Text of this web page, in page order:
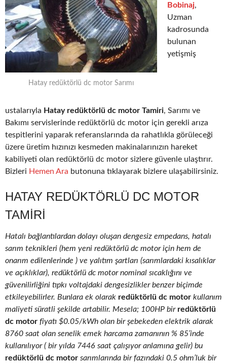
Hatay redüktörlü dc motor Sarımı
Bobinaj,
Uzman
kadrosunda
bulunan
yetişmiş
ustalarıyla Hatay redüktörlü dc motor Tamiri, Sarımı ve
Bakımı servislerinde redüktörlü dc motor için gerekli arıza
tespitlerini yaparak referanslarında da rahatlıkla görüleceği
üzere üretim hızınızı kesmeden makinalarınızın hareket
kabiliyeti olan redüktörlü dc motor sizlere güvenle ulaştırır.
Bizleri Hemen Ara butonuna tıklayarak bizlere ulaşabilirsiniz.
HATAY REDÜKTÖRLÜ DC MOTOR
TAMIRI
Hatalı bağlantılardan dolayı oluşan dengesiz empedans, hatalı
sarım teknikleri (hem yeni redüktörlü dc motor için hem de
onarım edilenlerinde ) ve yalıtım şartları (sarımlardaki kısalıklar
ve açıklıklar), redüktörlü dc motor nominal sıcaklığını ve
güvenilirliğini tıpkı voltajdaki dengesizlikler benzer biçimde
etkileyebilirler. Bunlara ek olarak redüktörlü dc motor kullanım
maliyeti süratli şekilde artabilir. Mesela; 100HP birredüktörlü
dc motor fiyatı $0.05/kWh olan bir şebekeden elektrik alarak
8760 saat olan senelik emek harcama zamanının % 85’inde
kullanılıyor ( bir yılda 7446 saat çalışıyor anlamına gelir) bu
redüktörlü dc motor sarımlarında bir fazındaki 0.5 ohm’luk bir